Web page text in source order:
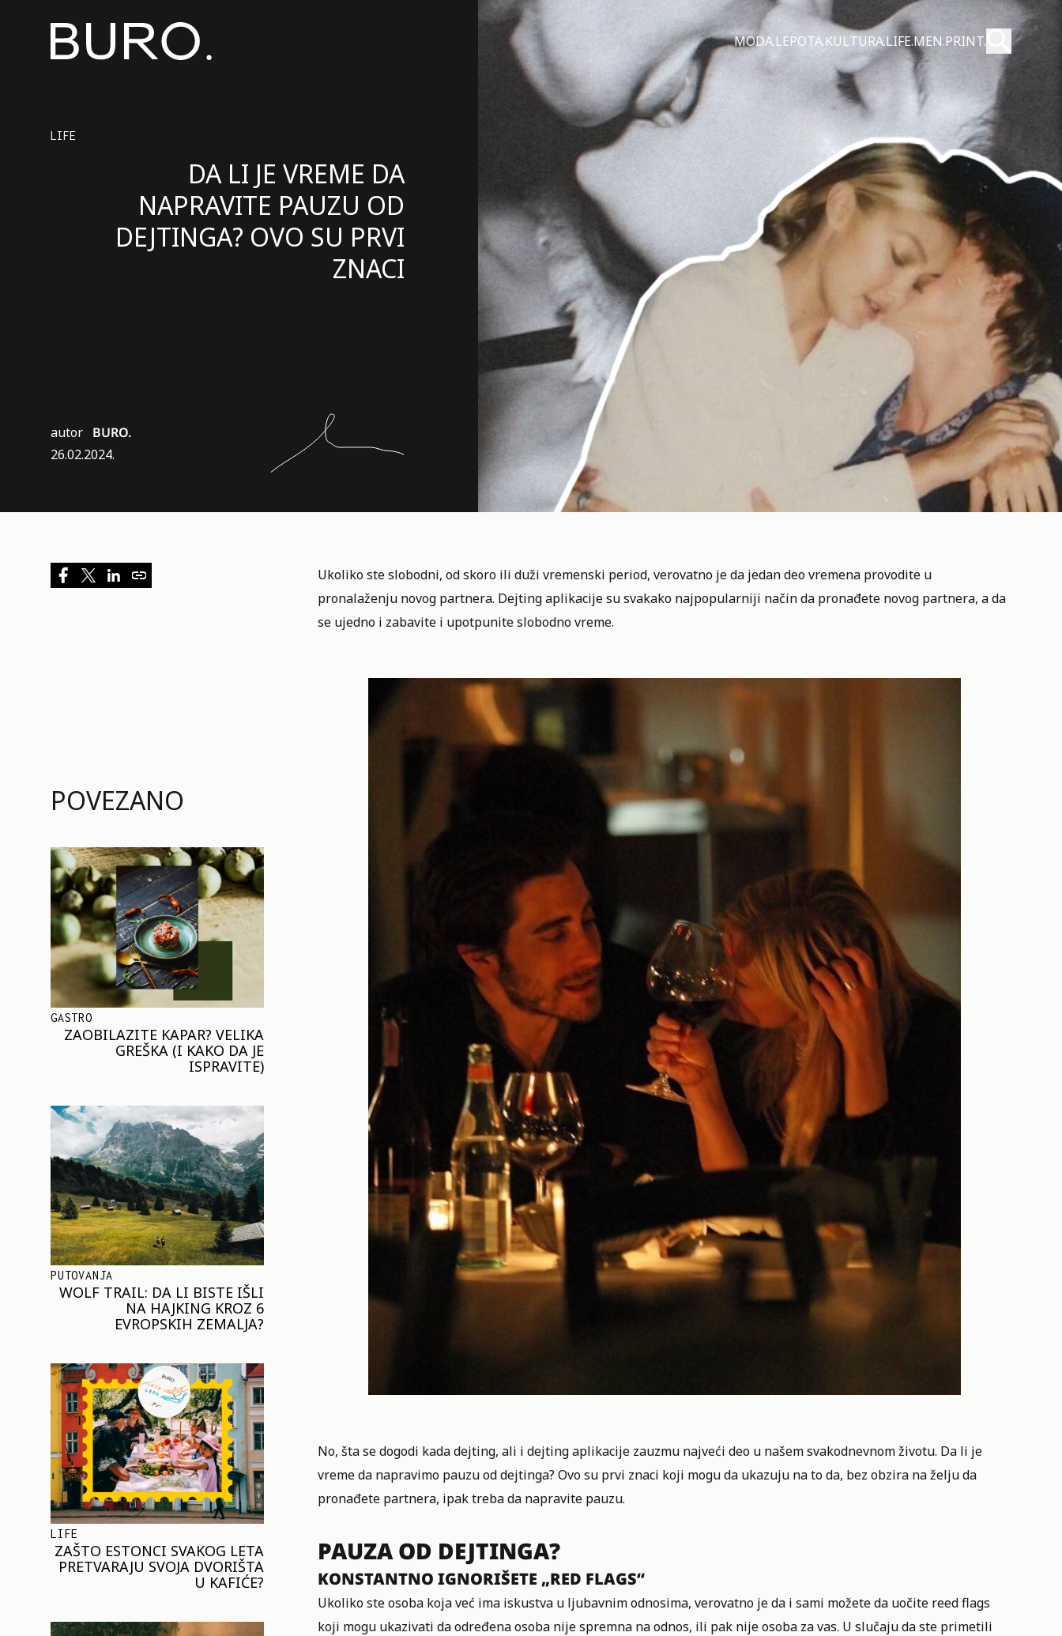
MODA.LEPOTA.KULTURA.LIFE.MEN.PRINT. Pretraži
Pošalji
LIFE
DA LI JE VREME DA
NAPRAVITE PAUZU OD
DEJTINGA? OVO SU PRVI
ZNACI
autor BURO.
26.02.2024.
POVEZANO
GASTRO
ZAOBILAZITE KAPAR? VELIKA
GREŠKA (I KAKO DA JE
ISPRAVITE)
PUTOVANJA
WOLF TRAIL: DA LI BISTE IŠLI
NA HAJKING KROZ 6
EVROPSKIH ZEMALJA?
LIFE
ZAŠTO ESTONCI SVAKOG LETA
PRETVARAJU SVOJA DVORIŠTA
U KAFIĆE?
Ukoliko ste slobodni, od skoro ili duži vremenski period, verovatno je da jedan deo vremena provodite u
pronalaženju novog partnera. Dejting aplikacije su svakako najpopularniji način da pronađete novog partnera, a da
se ujedno i zabavite i upotpunite slobodno vreme.
No, šta se dogodi kada dejting, ali i dejting aplikacije zauzmu najveći deo u našem svakodnevnom životu. Da li je
vreme da napravimo pauzu od dejtinga? Ovo su prvi znaci koji mogu da ukazuju na to da, bez obzira na želju da
pronađete partnera, ipak treba da napravite pauzu.
PAUZA OD DEJTINGA?
KONSTANTNO IGNORIŠETE „RED FLAGS“
Ukoliko ste osoba koja već ima iskustva u ljubavnim odnosima, verovatno je da i sami možete da uočite reed flags
koji mogu ukazivati da određena osoba nije spremna na odnos, ili pak nije osoba za vas. U slučaju da ste primetili